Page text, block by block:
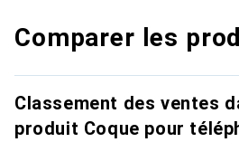
Comparer les
Classement des ventes
produit Coque pour